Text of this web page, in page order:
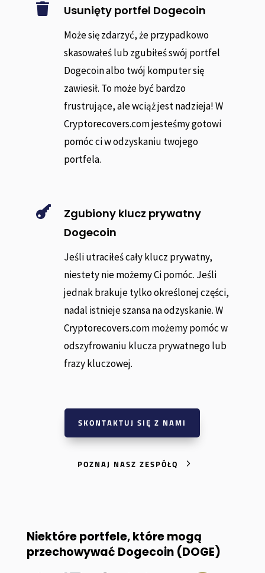
 Usunięty portfel Dogecoin
Może się zdarzyć, że przypadkowo
skasowałeś lub zgubiłeś swój portfel
Dogecoin albo twój komputer się
zawiesił. To może być bardzo
frustrujące, ale wciąż jest nadzieja! W
Cryptorecovers.com jesteśmy gotowi
pomóc ci w odzyskaniu twojego
portfela.

Zgubiony klucz prywatny
Dogecoin
Jeśli utraciłeś cały klucz prywatny,
niestety nie możemy Ci pomóc. Jeśli
jednak brakuje tylko określonej części,
nadal istnieje szansa na odzyskanie. W
Cryptorecovers.com możemy pomóc w
odszyfrowaniu klucza prywatnego lub
frazy kluczowej.
SKONTAKTUJ SIĘ Z NAMI
POZNAJ NASZ ZESPÓŁQ
Niektóre portfele, które mogą
przechowywać Dogecoin (DOGE)